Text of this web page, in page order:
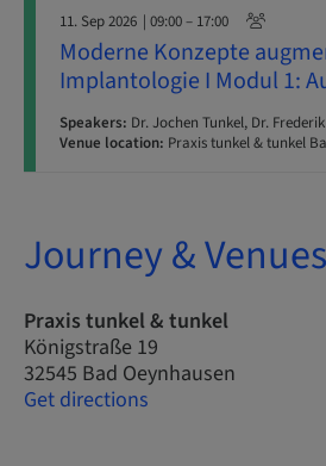
11. Sep 2026 | 09:00 – 17:00
Moderne Konzepte
Implantologie I Modul 1:
Speakers: Dr. Jochen Tunkel, Dr.
Venue location: Praxis tunkel & tunkel
Journey & Venues
Praxis tunkel & tunkel
Königstraße 19
32545 Bad Oeynhausen
Get directions